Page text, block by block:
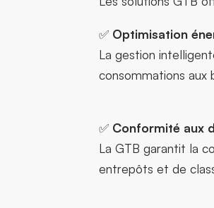
✅ Optimisation
La gestion
consommations aux
✅ Conformité aux
La GTB garantit la
entrepôts et de